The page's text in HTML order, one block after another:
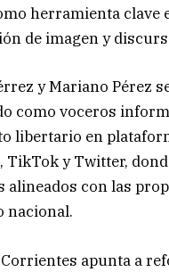
herramienta clave
de imagen y
y Mariano Pérez
como voceros
libertario en
TikTok y Twitter,
alineados con las
nacional.
apunta a